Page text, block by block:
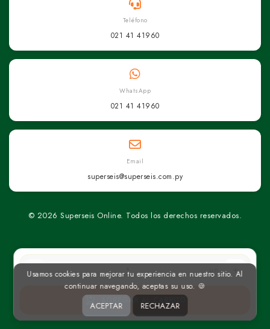
un
AGREGAR AL CARRITO
Teléfono
021 41 41960
WhatsApp
021 41 41960
Email
superseis@superseis.com.py
© 2026 Superseis Online. Todos los derechos reservados.
Usamos cookies para mejorar tu experiencia en nuestro sitio. Al
continuar navegando, aceptas su uso. 🍪
ACEPTAR RECHAZAR